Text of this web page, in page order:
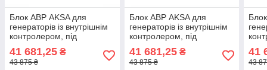
Блок АВР AKSA для
генераторів із внутрішнім
контролером, під
3/1,1/1, контактори
40A/40A, max 18.5кВт
41 681,25 ₴
43 875 ₴
Блок АВР AKSA для
генераторів із внутрішнім
контролером, під
3/1,1/1, контактори
50A/50А, max 22кВт
41 681,25₴
43 875 ₴
3/
41
43